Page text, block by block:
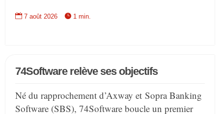
 7 août 2026  1 min.
74Software relève ses objectifs
Né du rapprochement d’Axway et Sopra Banking
Software (SBS), 74Software boucle un premier